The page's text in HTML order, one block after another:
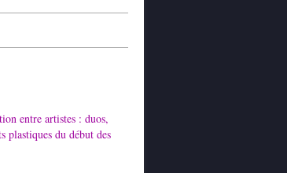
entre artistes : duos,
plastiques du début des